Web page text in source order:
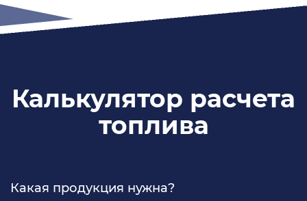
Калькулятор расчета
топлива
Какая продукция нужна?